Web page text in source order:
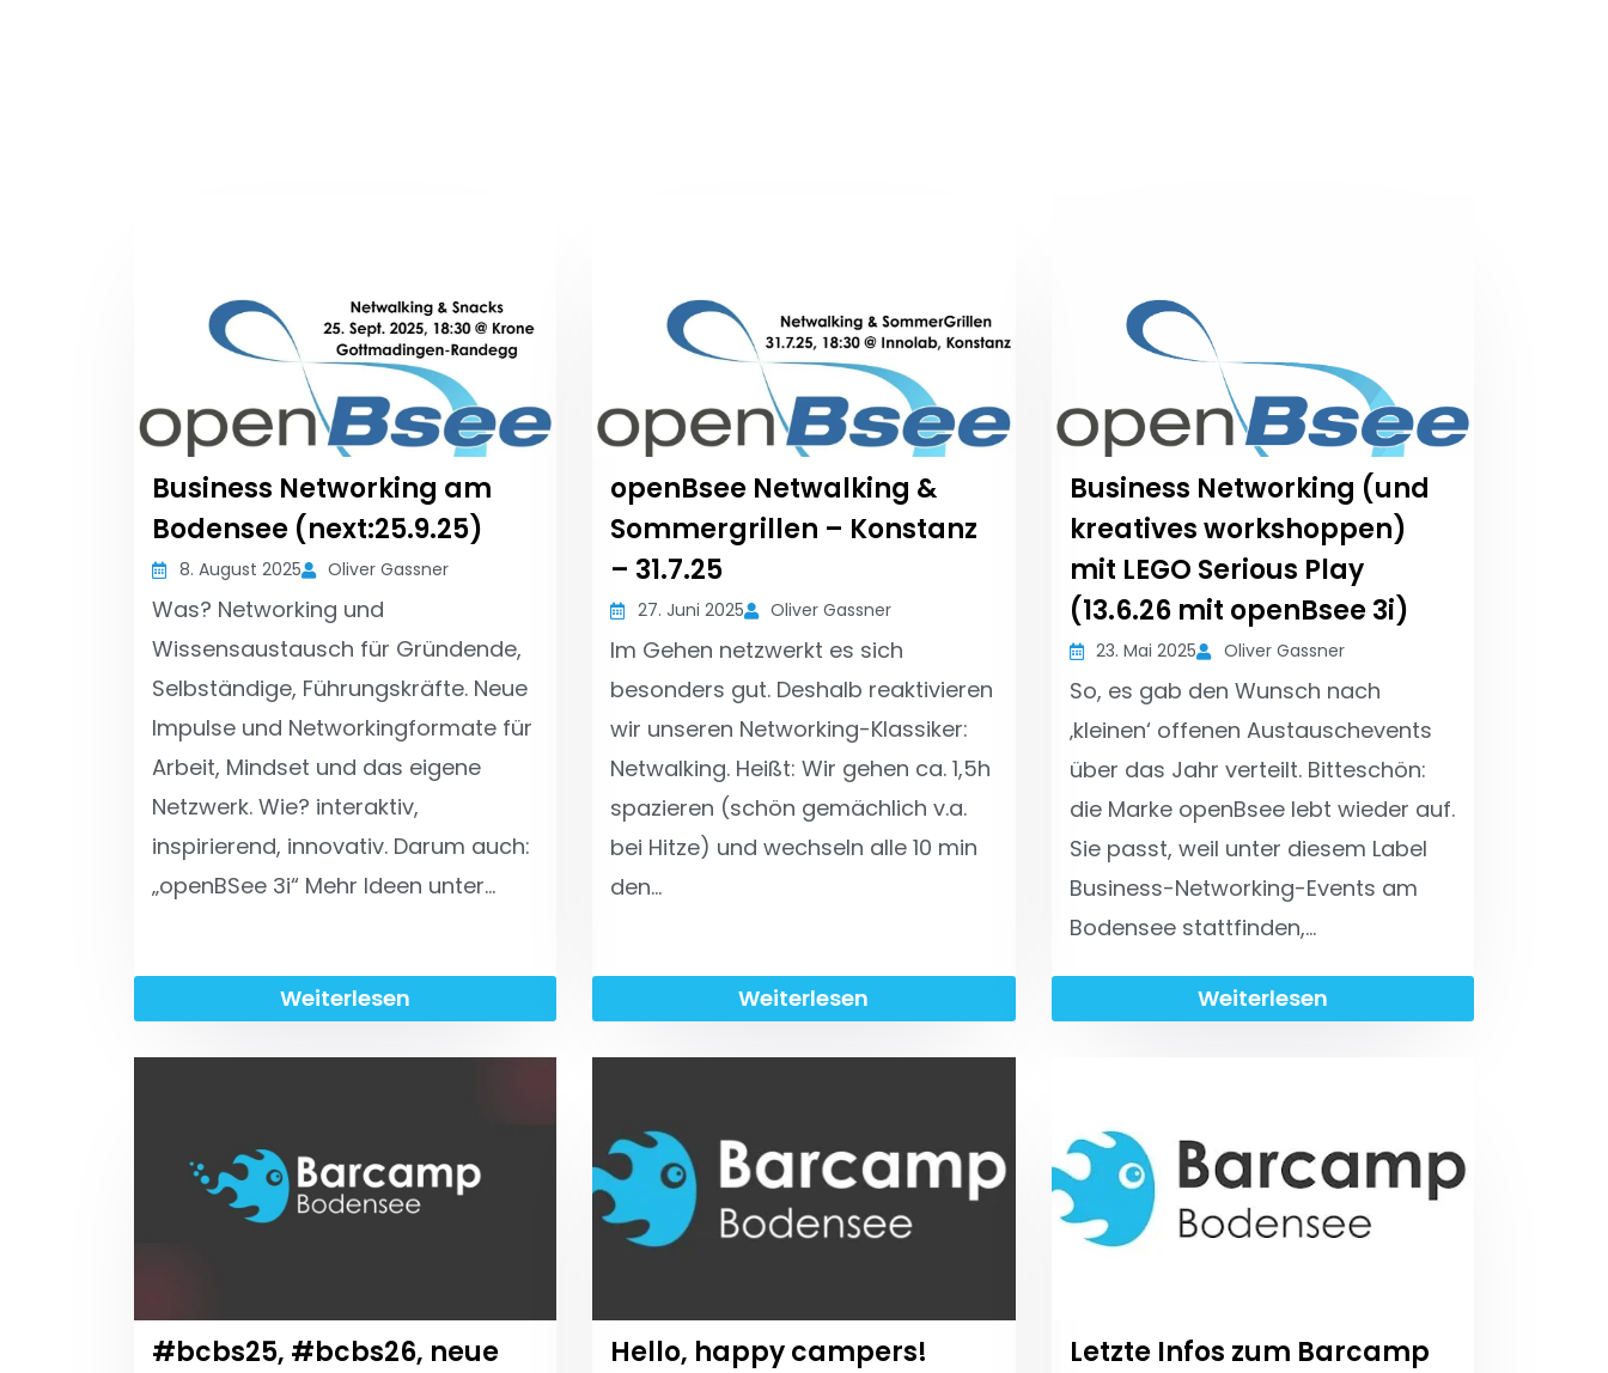
Business Networking am
Bodensee (next:25.9.25)
8. August 2025 Oliver Gassner
Was? Networking und
Wissensaustausch für Gründende,
Selbständige, Führungskräfte. Neue
Impulse und Networkingformate für
Arbeit, Mindset und das eigene
Netzwerk. Wie? interaktiv,
inspirierend, innovativ. Darum auch:
„openBSee 3i“ Mehr Ideen unter…
Weiterlesen
openBsee Netwalking &
Sommergrillen – Konstanz
– 31.7.25
27. Juni 2025 Oliver Gassner
Im Gehen netzwerkt es sich
besonders gut. Deshalb reaktivieren
wir unseren Networking-Klassiker:
Netwalking. Heißt: Wir gehen ca. 1,5h
spazieren (schön gemächlich v.a.
bei Hitze) und wechseln alle 10 min
den…
Weiterlesen
Business Networking (und
kreatives workshoppen)
mit LEGO Serious Play
(13.6.26 mit openBsee 3i)
23. Mai 2025 Oliver Gassner
So, es gab den Wunsch nach
‚kleinen‘ offenen Austauschevents
über das Jahr verteilt. Bitteschön:
die Marke openBsee lebt wieder auf.
Sie passt, weil unter diesem Label
Business-Networking-Events am
Bodensee stattfinden,…
Weiterlesen
#bcbs25, #bcbs26, neue
Hello, happy campers!
Letzte Infos zum Barcamp